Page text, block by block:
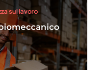
sul lavoro